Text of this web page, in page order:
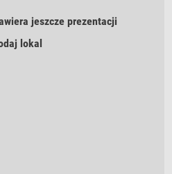
jeszcze prezentacji
lokal